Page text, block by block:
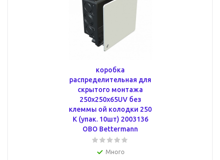
коробка
распределительная для
скрытого монтажа
250x250x65UV без
клеммы ой колодки 250
K (упак. 10шт) 2003136
OBO Bettermann
Много